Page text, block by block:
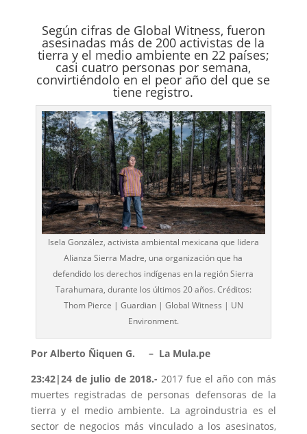
Según cifras de Global Witness, fueron
asesinadas más de 200 activistas de la
tierra y el medio ambiente en 22 países;
casi cuatro personas por semana,
convirtiéndolo en el peor año del que se
tiene registro.
Isela González, activista ambiental mexicana que lidera
Alianza Sierra Madre, una organización que ha
defendido los derechos indígenas en la región Sierra
Tarahumara, durante los últimos 20 años. Créditos:
Thom Pierce | Guardian | Global Witness | UN
Environment.
Por Alberto Ñiquen G. – La Mula.pe
23:42|24 de julio de 2018.- 2017 fue el año con más
muertes registradas de personas defensoras de la
tierra y el medio ambiente. La agroindustria es el
sector de negocios más vinculado a los asesinatos,